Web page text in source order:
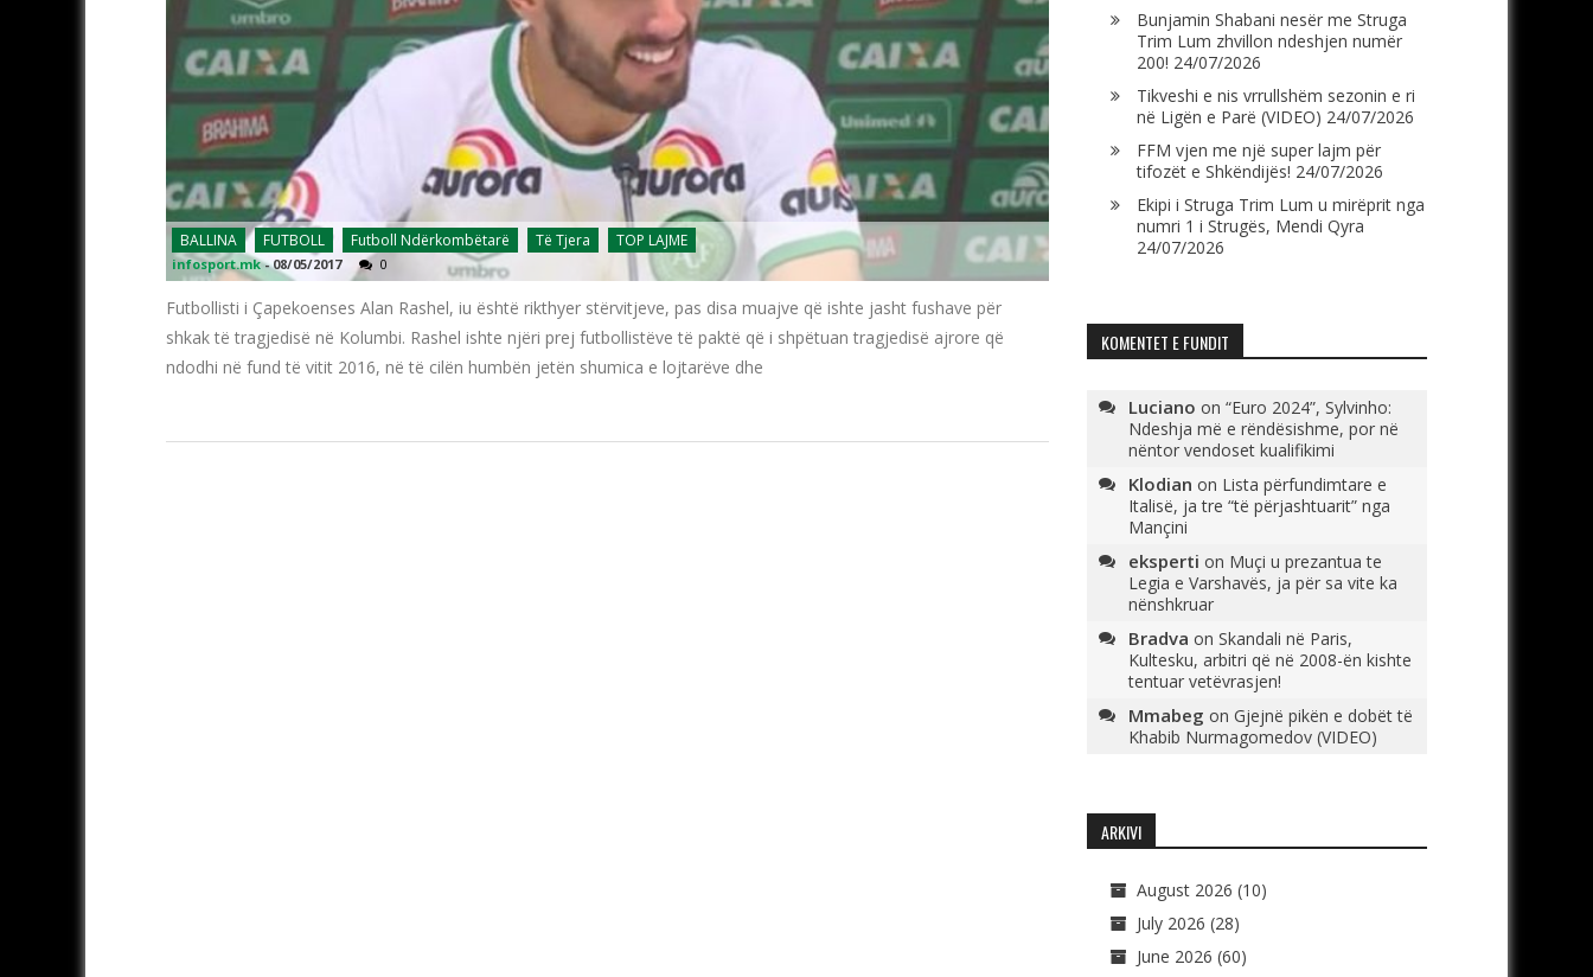
BALLINA FUTBOLL Futboll Ndërkombëtarë Të Tjera TOP LAJME
infosport.mk -08/05/2017 0
Futbollisti i Çapekoenses Alan Rashel, iu është rikthyer stërvitjeve, pas disa muajve që ishte jasht fushave për
shkak të tragjedisë në Kolumbi. Rashel ishte njëri prej futbollistëve të paktë që i shpëtuan tragjedisë ajrore që
ndodhi në fund të vitit 2016, në të cilën humbën jetën shumica e lojtarëve dhe
Bunjamin Shabani nesër me Struga
Trim Lum zhvillon ndeshjen numër
200! 24/07/2026
Tikveshi e nis vrrullshëm sezonin e ri
në Ligën e Parë (VIDEO) 24/07/2026
FFM vjen me një super lajm për
tifozët e Shkëndijës! 24/07/2026
Ekipi i Struga Trim Lum u mirëprit nga
numri 1 i Strugës, Mendi Qyra
24/07/2026
KOMENTET E FUNDIT
Luciano on “Euro 2024”, Sylvinho:
Ndeshja më e rëndësishme, por në
nëntor vendoset kualifikimi
Klodian on Lista përfundimtare e
Italisë, ja tre “të përjashtuarit” nga
Mançini
eksperti on Muçi u prezantua te
Legia e Varshavës, ja për sa vite ka
nënshkruar
Bradva on Skandali në Paris,
Kultesku, arbitri që në 2008-ën kishte
tentuar vetëvrasjen!
Mmabeg on Gjejnë pikën e dobët të
Khabib Nurmagomedov (VIDEO)
ARKIVI
August 2026 (10)
July 2026 (28)
June 2026 (60)